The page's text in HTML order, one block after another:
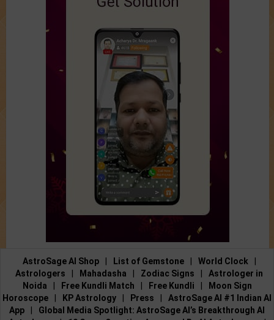
AstroSage AI Shop List of Gemstone World Clock
Astrologers
Mahadasha Zodiac Signs
Astrologer in
Noida
Free Kundli Match Free Kundli
Moon Sign
Horoscope
KP Astrology Press
AstroSage AI #1 Indian AI
App
Global Media Spotlight: AstroSage AI’s Breakthrough AI